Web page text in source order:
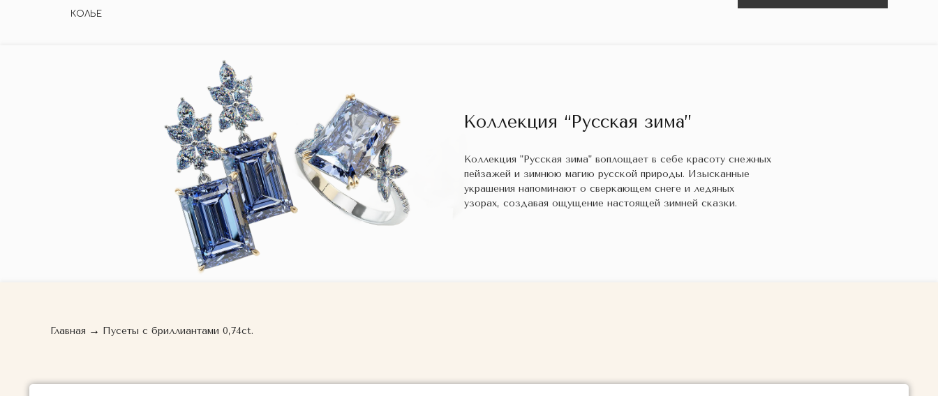
КОЛЬЕ
Коллекция “Русская зима”
Коллекция "Русская зима" воплощает в себе красоту снежных
пейзажей и зимнюю магию русской природы. Изысканные
украшения напоминают о сверкающем снеге и ледяных
узорах, создавая ощущение настоящей зимней сказки.
Главная → Пусеты с бриллиантами 0,74ct.